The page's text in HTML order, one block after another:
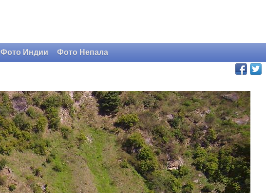
Фото Индии Фото Непала